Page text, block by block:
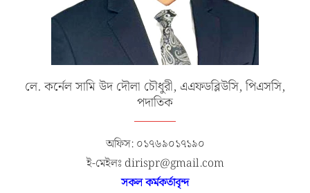
লে. কর্নেল সামি উদ দৌলা চৌধুরী, এএফডব্লিউসি, পিএসসি,
পদাতিক
অফিস: ০১৭৬৯০১৭১৯০
ই-মেইলঃ dirispr@gmail.com
সকল কর্মকর্তাবৃন্দ